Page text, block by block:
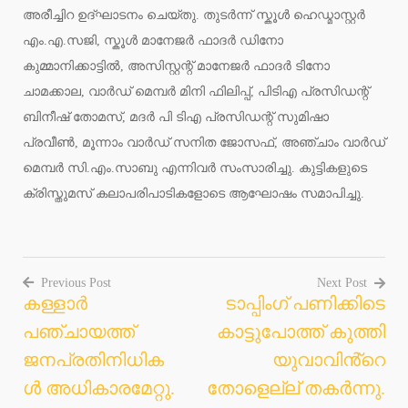
അരീച്ചിറ ഉദ്ഘാടനം ചെയ്തു. തുടർന്ന് സ്കൂൾ ഹെഡ്മാസ്റ്റർ
എം.എ.സജി, സ്കൂൾ മാനേജർ ഫാദർ ഡിനോ
കുമ്മാനിക്കാട്ടിൽ, അസിസ്റ്റന്റ് മാനേജർ ഫാദർ ടിനോ
ചാമക്കാല, വാർഡ് മെമ്പർ മിനി ഫിലിപ്പ്, പിടിഎ പ്രസിഡന്റ്
ബിനീഷ് തോമസ്, മദർ പി ടിഎ പ്രസിഡന്റ് സുമിഷാ
പ്രവീൺ, മൂന്നാം വാർഡ് സനിത ജോസഫ്, അഞ്ചാം വാർഡ്
മെമ്പർ സി.എം.സാബു എന്നിവർ സംസാരിച്ചു. കുട്ടികളുടെ
ക്രിസ്തുമസ് കലാപരിപാടികളോടെ ആഘോഷം സമാപിച്ചു.
Post
navigation
Previous Post
കള്ളാർ
പഞ്ചായത്ത്
ജനപ്രതിനിധിക
ൾ അധികാരമേറ്റു.
Next Post
ടാപ്പിംഗ് പണിക്കിടെ
കാട്ടുപോത്ത് കുത്തി
യുവാവിൻ്റെ
തോളെല്ല് തകർന്നു.